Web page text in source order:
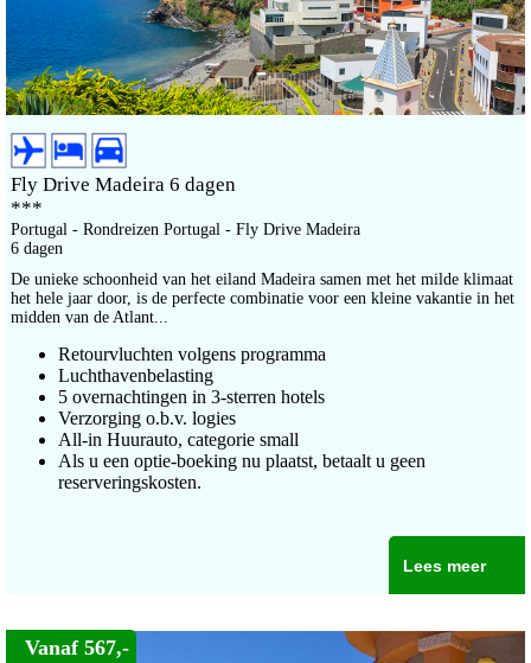
Fly Drive Madeira 6 dagen
***
Portugal - Rondreizen Portugal - Fly Drive Madeira
6 dagen
De unieke schoonheid van het eiland Madeira samen met het milde klimaat
het hele jaar door, is de perfecte combinatie voor een kleine vakantie in het
midden van de Atlant...
Retourvluchten volgens programma
Luchthavenbelasting
5 overnachtingen in 3-sterren hotels
Verzorging o.b.v. logies
All-in Huurauto, categorie small
Als u een optie-boeking nu plaatst, betaalt u geen
reserveringskosten.
Lees meer
Vanaf 567,-